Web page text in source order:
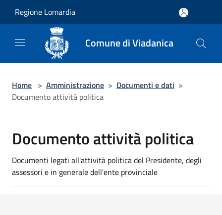
Regione Lomardia
Comune di Viadanica
Home > Amministrazione > Documenti e dati >
Documento attività politica
Documento attività politica
Documenti legati all'attività politica del Presidente, degli
assessori e in generale dell'ente provinciale